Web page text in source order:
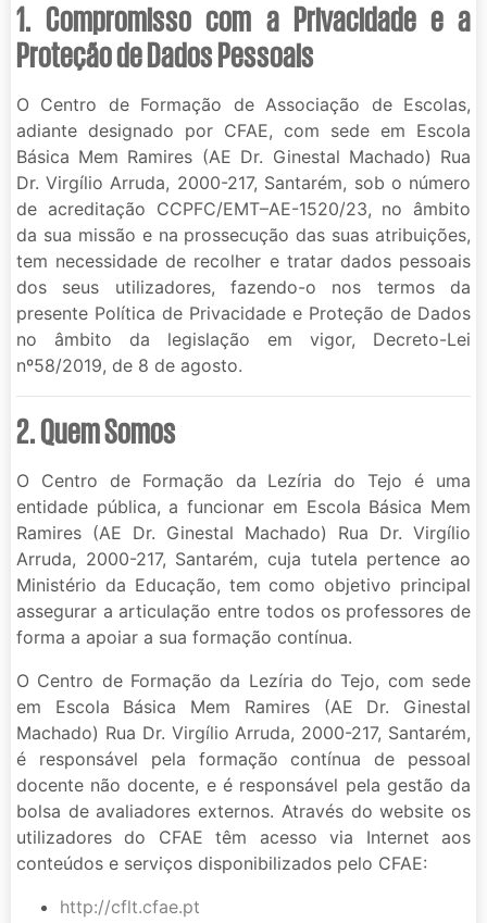
1. Compromisso com a Privacidade e a
Proteção de Dados Pessoais
O Centro de Formação de Associação de Escolas,
adiante designado por CFAE, com sede em Escola
Básica Mem Ramires (AE Dr. Ginestal Machado) Rua
Dr. Virgílio Arruda, 2000-217, Santarém, sob o número
de acreditação CCPFC/EMT–AE-1520/23, no âmbito
da sua missão e na prossecução das suas atribuições,
tem necessidade de recolher e tratar dados pessoais
dos seus utilizadores, fazendo-o nos termos da
presente Política de Privacidade e Proteção de Dados
no âmbito da legislação em vigor, Decreto-Lei
nº58/2019, de 8 de agosto.
2. Quem Somos
O Centro de Formação da Lezíria do Tejo é uma
entidade pública, a funcionar em Escola Básica Mem
Ramires (AE Dr. Ginestal Machado) Rua Dr. Virgílio
Arruda, 2000-217, Santarém, cuja tutela pertence ao
Ministério da Educação, tem como objetivo principal
assegurar a articulação entre todos os professores de
forma a apoiar a sua formação contínua.
O Centro de Formação da Lezíria do Tejo, com sede
em Escola Básica Mem Ramires (AE Dr. Ginestal
Machado) Rua Dr. Virgílio Arruda, 2000-217, Santarém,
é responsável pela formação contínua de pessoal
docente não docente, e é responsável pela gestão da
bolsa de avaliadores externos. Através do website os
utilizadores do CFAE têm acesso via Internet aos
conteúdos e serviços disponibilizados pelo CFAE:
http://cflt.cfae.pt